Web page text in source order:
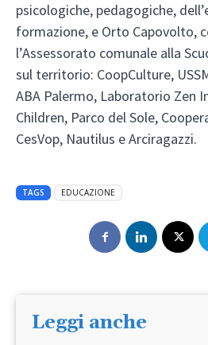
psicologiche, pedagogiche,
formazione, e Orto Capovolto,
l’Assessorato comunale alla
sul territorio: CoopCulture,
ABA Palermo, Laboratorio Zen
Children, Parco del Sole,
CesVop, Nautilus e Arciragazzi.
TAGS EDUCAZIONE
Leggi anche